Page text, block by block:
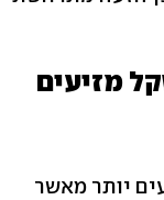
מזיעים
יותר מאשר